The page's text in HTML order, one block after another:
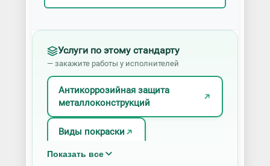
Услуги по этому стандарту
— закажите работы у исполнителей
Антикоррозийная защита
металлоконструкций
Виды покраски
Показать все